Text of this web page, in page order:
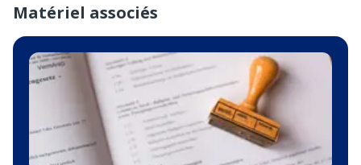
Matériel associés